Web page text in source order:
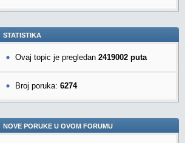
STATISTIKA
Ovaj topic je pregledan 2419002 puta
Broj poruka: 6274
NOVE PORUKE U OVOM FORUMU